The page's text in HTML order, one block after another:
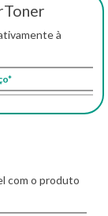
à
com o produto